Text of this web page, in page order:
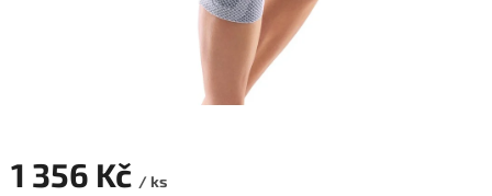
1 356 Kč / ks